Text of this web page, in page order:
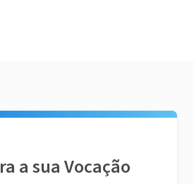
a sua Vocação